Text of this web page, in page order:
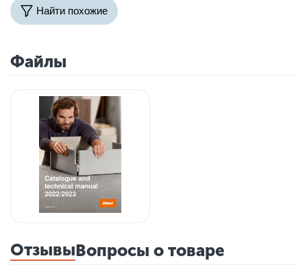
Найти похожие
Файлы
ОтзывыВопросы о товаре